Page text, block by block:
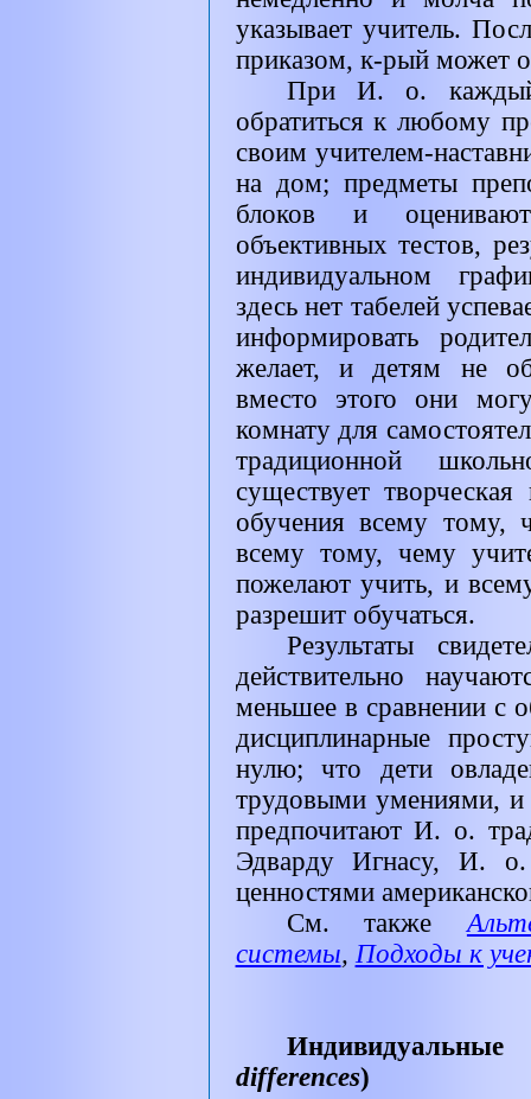
указывает учитель.
приказом, к-рый может
При И. о. каждый
обратиться к любому
своим учителем-
на дом; предметы
блоков и
объективных тестов,
индивидуальном
здесь нет табелей
информировать
желает, и детям не
вместо этого они
комнату для
традиционной
существует
обучения всему тому,
всему тому, чему
пожелают учить, и
разрешит обучаться.
Результаты
действительно
меньшее в сравнении с
дисциплинарные
нулю; что дети
трудовыми умениями, и
предпочитают И. о.
Эдварду Игнасу, И. о.
ценностями
См. также
системы, Подходы к
differences)